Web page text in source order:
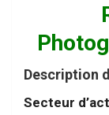
Description
Secteur